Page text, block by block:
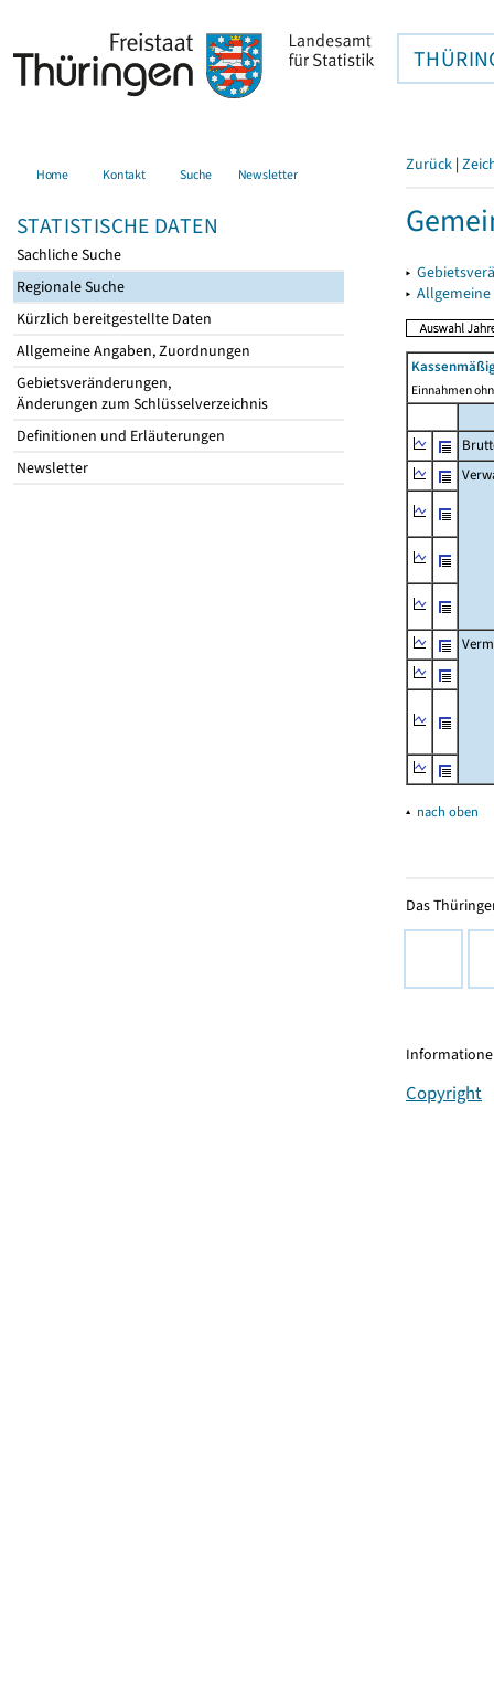
Home Kontakt Suche Newsletter
STATISTISCHE DATEN
Sachliche Suche
Regionale Suche
Kürzlich bereitgestellte Daten
Allgemeine Angaben, Zuordnungen
Gebietsveränderungen,
Änderungen zum Schlüsselverzeichnis
Definitionen und Erläuterungen
Newsletter
Zurück |
▸
▸
Einnahmen
▴ nach oben
Das
Copyright